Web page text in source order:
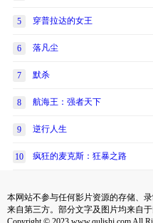
5 穿普拉达的女王
6 落凡尘
7 默杀
8 航海王：强者天下
9 逆行人生
10 疯狂的麦克斯：狂暴之路
本网站不参与任何影片资源的存储、
来自第三方。部分文字及图片均来自